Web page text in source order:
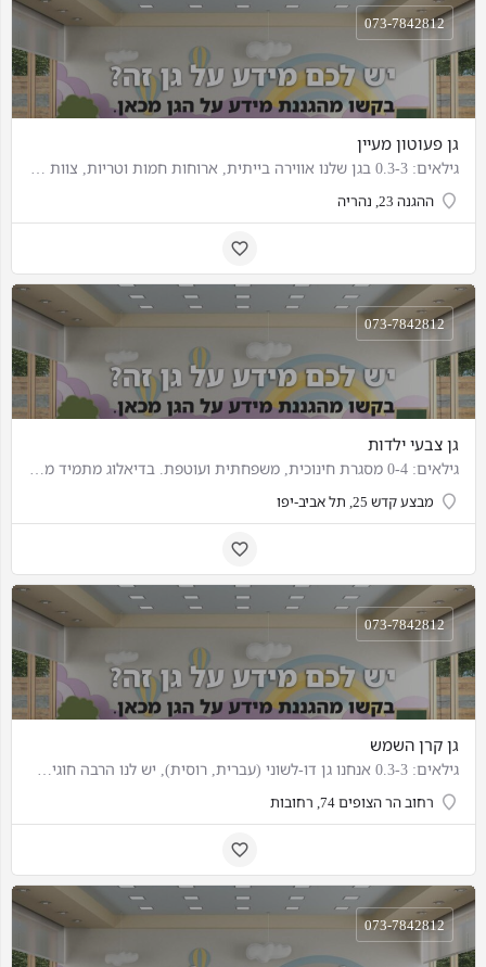
גן פעוטון מעיין
גילאים: 0.3-3 בגן שלנו אווירה בייתית, ארוחות חמות וטריות, צוות מקצועי בעל תארים שניים מתחום החינוך.
ההגנה 23, נהריה
073-7842812
גן צבעי ילדות
גילאים: 0-4 מסגרת חינוכית, משפחתית ועוטפת. בדיאלוג מתמיד מול הילדים, עם דגש על למידה חוויתית עונת הקייץ בגן…
מבצע קדש 25, תל אביב-יפו
073-7842812
גן קרן השמש
גילאים: 0.3-3 אנחנו גן דו-לשוני (עברית, רוסית), יש לנו הרבה חוגים מעניינים: טבע, מוסיקה, ספורט. אנגלית בצורה…
רחוב הר הצופים 74, רחובות
073-7842812
073-7842812